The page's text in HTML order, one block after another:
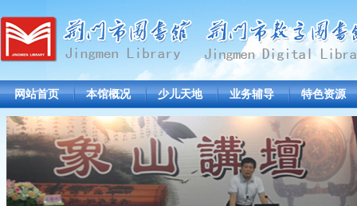
网站首页 本馆概况 少儿天地 业务辅导 特色资源